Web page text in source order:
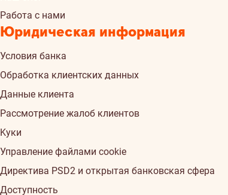
Работа с нами
Юридическая информация
Условия банка
Обработка клиентских данных
Данные клиента
Рассмотрение жалоб клиентов
Kуки
Управление файлами cookie
Директива PSD2 и открытая банковская сфера
Доступность